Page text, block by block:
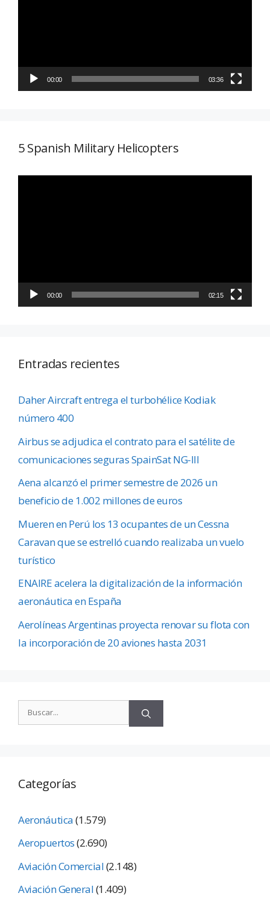
00:00 03:36
5 Spanish Military Helicopters
00:00 02:15
Entradas recientes
Daher Aircraft entrega el turbohélice Kodiak
número 400
Airbus se adjudica el contrato para el satélite de
comunicaciones seguras SpainSat NG-III
Aena alcanzó el primer semestre de 2026 un
beneficio de 1.002 millones de euros
Mueren en Perú los 13 ocupantes de un Cessna
Caravan que se estrelló cuando realizaba un vuelo
turístico
ENAIRE acelera la digitalización de la información
aeronáutica en España
Aerolíneas Argentinas proyecta renovar su flota con
la incorporación de 20 aviones hasta 2031
Categorías
Aeronáutica(1.579)
Aeropuertos(2.690)
Aviación Comercial(2.148)
Aviación General(1.409)